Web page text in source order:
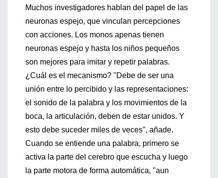
Muchos investigadores hablan del papel de las
neuronas espejo, que vinculan percepciones
con acciones. Los monos apenas tienen
neuronas espejo y hasta los niños pequeños
son mejores para imitar y repetir palabras.
¿Cuál es el mecanismo? "Debe de ser una
unión entre lo percibido y las representaciones:
el sonido de la palabra y los movimientos de la
boca, la articulación, deben de estar unidos. Y
esto debe suceder miles de veces", añade.
Cuando se entiende una palabra, primero se
activa la parte del cerebro que escucha y luego
la parte motora de forma automática, "aun